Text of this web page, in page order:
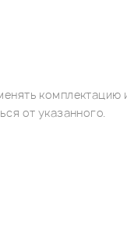
от указанного.